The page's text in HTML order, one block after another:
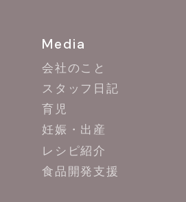
Media
会社のこと
スタッフ日記
育児
妊娠・出産
レシピ紹介
食品開発支援